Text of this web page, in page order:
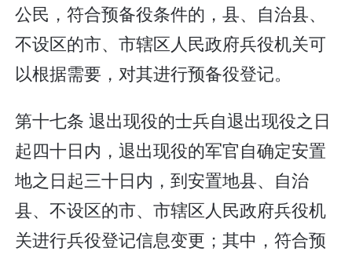
公民，符合预备役条件的，县、自治县、
不设区的市、市辖区人民政府兵役机关可
以根据需要，对其进行预备役登记。
第十七条 退出现役的士兵自退出现役之日
起四十日内，退出现役的军官自确定安置
地之日起三十日内，到安置地县、自治
县、不设区的市、市辖区人民政府兵役机
关进行兵役登记信息变更；其中，符合预